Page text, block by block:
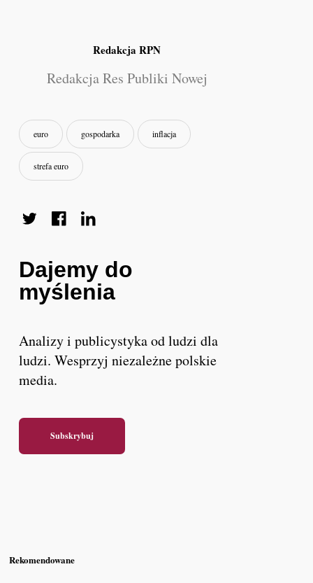
Redakcja RPN
Redakcja Res Publiki Nowej
euro gospodarka inflacja
strefa euro
Dajemy do
myślenia
Analizy i publicystyka od ludzi dla
ludzi. Wesprzyj niezależne polskie
media.
Subskrybuj
Rekomendowane